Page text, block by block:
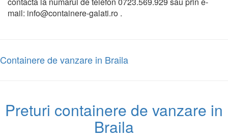
mail: info@containere-galati.ro .
Containere de vanzare in Braila
Preturi containere de vanzare in
Braila